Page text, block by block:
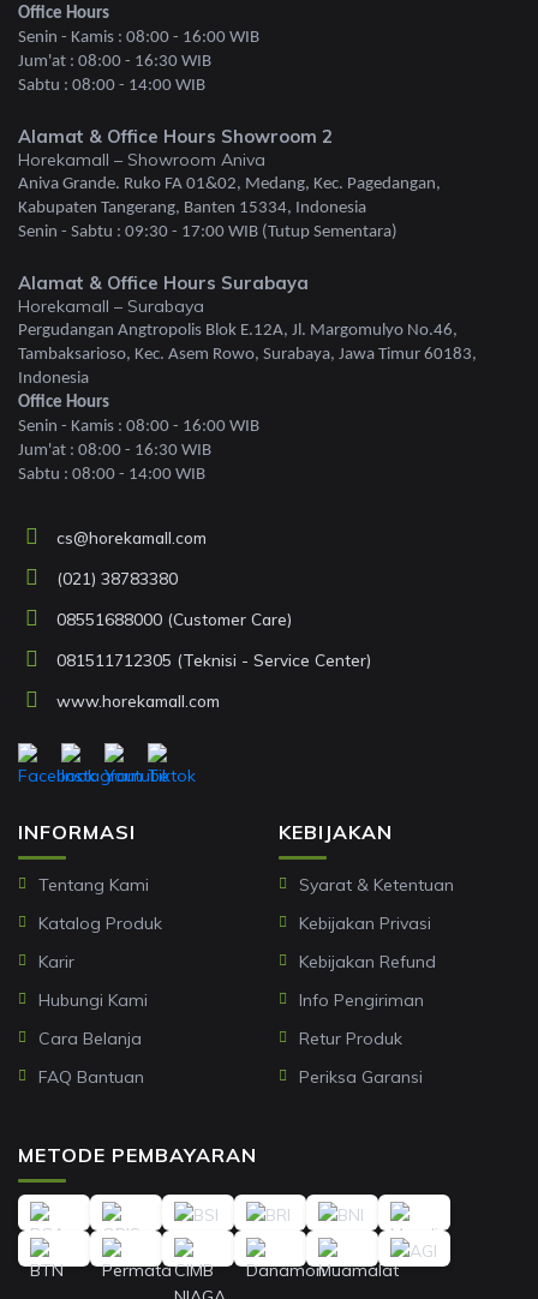
Office Hours
Senin - Kamis : 08:00 - 16:00 WIB
Jum'at : 08:00 - 16:30 WIB
Sabtu : 08:00 - 14:00 WIB
Alamat & Office Hours Showroom 2
Horekamall – Showroom Aniva
Aniva Grande. Ruko FA 01&02, Medang, Kec. Pagedangan,
Kabupaten Tangerang, Banten 15334, Indonesia
Senin - Sabtu : 09:30 - 17:00 WIB (Tutup Sementara)
Alamat & Office Hours Surabaya
Horekamall – Surabaya
Pergudangan Angtropolis Blok E.12A, Jl. Margomulyo No.46,
Tambaksarioso, Kec. Asem Rowo, Surabaya, Jawa Timur 60183,
Indonesia
Office Hours
Senin - Kamis : 08:00 - 16:00 WIB
Jum'at : 08:00 - 16:30 WIB
Sabtu : 08:00 - 14:00 WIB
INFORMASI
Tentang Kami
Katalog Produk
Karir
Hubungi Kami
Cara Belanja
FAQ Bantuan
KEBIJAKAN
Syarat & Ketentuan
Kebijakan Privasi
Kebijakan Refund
Info Pengiriman
Retur Produk
Periksa Garansi
cs@horekamall.com
(021) 38783380
08551688000 (Customer Care)
081511712305 (Teknisi - Service Center)
www.horekamall.com
METODE PEMBAYARAN